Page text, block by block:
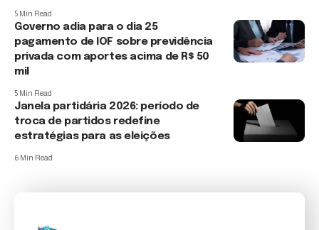
5 Min Read
Governo adia para o dia 25
pagamento de IOF sobre previdência
privada com aportes acima de R$ 50
mil
5 Min Read
Janela partidária 2026: período de
troca de partidos redefine
estratégias para as eleições
6 Min Read